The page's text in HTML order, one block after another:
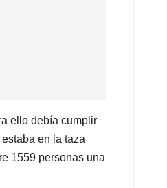
ello debía cumplir
en la taza
1559 personas una